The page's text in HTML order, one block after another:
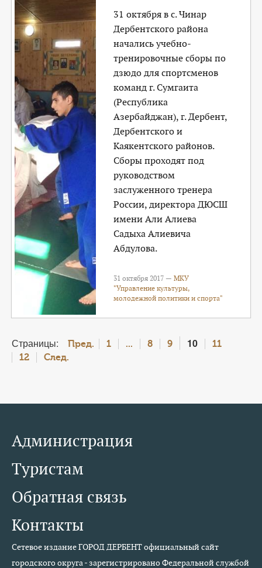
31 октября в с. Чинар
Дербентского района
начались учебно-
тренировочные сборы по
дзюдо для спортсменов
команд г. Сумгаита
(Республика
Азербайджан), г. Дербент,
Дербентского и
Каякентского районов.
Сборы проходят под
руководством
заслуженного тренера
России, директора ДЮСШ
имени Али Алиева
Садыха Алиевича
Абдулова.
31 октября 2017 —МКУ
"Управление культуры,
молодежной политики и спорта"
Страницы: Пред. 1 ... 8 9 10
11
12
След.
Администрация
Туристам
Обратная связь
Контакты
Сетевое издание ГОРОД ДЕРБЕНТ официальный сайт
городского округа - зарегистрировано Федеральной службой